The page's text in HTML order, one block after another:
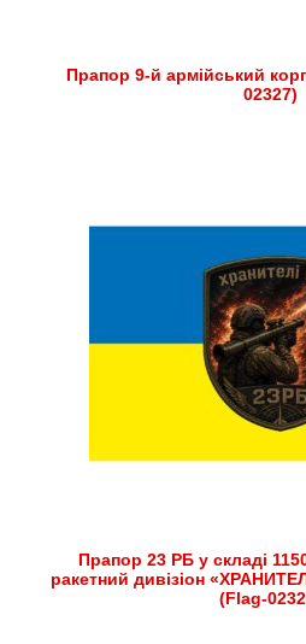
Прапор 9-й армійський
02327)
Прапор 23 РБ у складі
ракетний дивізіон
(Flag-